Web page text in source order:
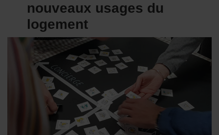
nouveaux usages du
logement